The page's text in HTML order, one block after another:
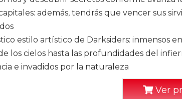
además, tendrás que vencer sus
estilo artístico de Darksiders: inmensos
los cielos hasta las profundidades del
e invadidos por la naturaleza
Ver